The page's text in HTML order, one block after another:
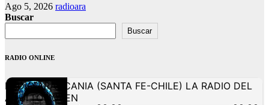
Ago 5, 2026 radioara
Buscar
Buscar
RADIO ONLINE